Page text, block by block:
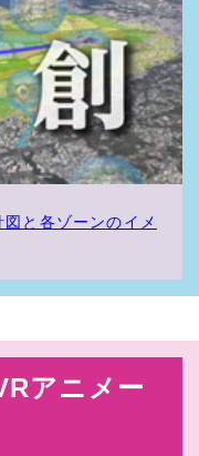
エリア）公開しま
リニューアルしまし
と各ゾーンのイメ
アニメー